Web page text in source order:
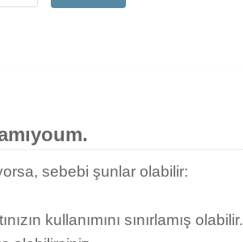
sebebi şunlar olabilir:
kullanımını sınırlamış olabilir.